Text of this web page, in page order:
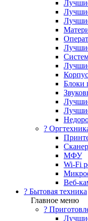
Блоки
?️
МФУ
Wi-Fi
Веб-
? Бытовая техника
Главное меню
?